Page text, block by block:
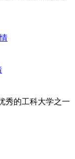
秀的工科大学之一